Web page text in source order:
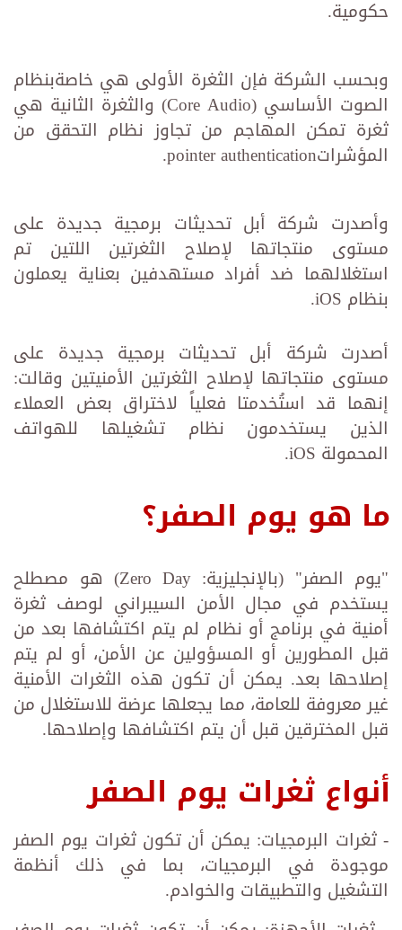
حكومية.
وبحسب الشركة فإن الثغرة الأولى هي خاصةبنظام
الصوت الأساسي (Core Audio) والثغرة الثانية هي
ثغرة تمكن المهاجم من تجاوز نظام التحقق من
المؤشراتpointer authentication.
وأصدرت شركة أبل تحديثات برمجية جديدة على
مستوى منتجاتها لإصلاح الثغرتين اللتين تم
استغلالهما ضد أفراد مستهدفين بعناية يعملون
بنظام iOS.
أصدرت شركة أبل تحديثات برمجية جديدة على
مستوى منتجاتها لإصلاح الثغرتين الأمنيتين وقالت:
إنهما قد استُخدمتا فعلياً لاختراق بعض العملاء
الذين يستخدمون نظام تشغيلها للهواتف
المحمولة iOS.
ما هو يوم الصفر؟
"يوم الصفر" (بالإنجليزية: Zero Day) هو مصطلح
يستخدم في مجال الأمن السيبراني لوصف ثغرة
أمنية في برنامج أو نظام لم يتم اكتشافها بعد من
قبل المطورين أو المسؤولين عن الأمن، أو لم يتم
إصلاحها بعد. يمكن أن تكون هذه الثغرات الأمنية
غير معروفة للعامة، مما يجعلها عرضة للاستغلال من
قبل المخترقين قبل أن يتم اكتشافها وإصلاحها.
أنواع ثغرات يوم الصفر
- ثغرات البرمجيات: يمكن أن تكون ثغرات يوم الصفر
موجودة في البرمجيات، بما في ذلك أنظمة
التشغيل والتطبيقات والخوادم.